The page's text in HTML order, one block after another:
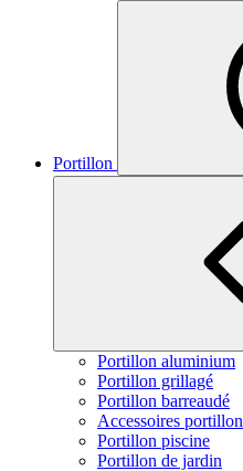
Portillon
Portillon aluminium
Portillon grillagé
Portillon barreaudé
Accessoires portillon
Portillon piscine
Portillon de jardin